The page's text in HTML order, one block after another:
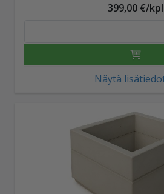
399,00 €/kpl
Näytä